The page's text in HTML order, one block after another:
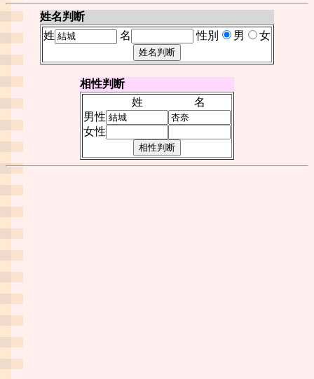
姓名判断
姓
名 性別 男 女
相性判断
姓
名
男性
女性